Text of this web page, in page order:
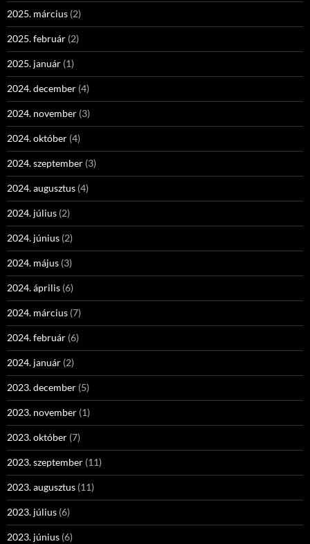
2025. március (2)
2025. február (2)
2025. január (1)
2024. december (4)
2024. november (3)
2024. október (4)
2024. szeptember (3)
2024. augusztus (4)
2024. július (2)
2024. június (2)
2024. május (3)
2024. április (6)
2024. március (7)
2024. február (6)
2024. január (2)
2023. december (5)
2023. november (1)
2023. október (7)
2023. szeptember (11)
2023. augusztus (11)
2023. július (6)
2023. június (6)